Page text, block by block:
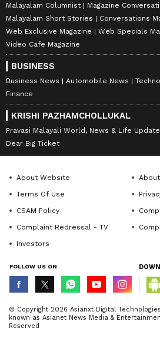
Malayalam Columnist
Magazine
Malayalam Short Stories
Conversations
Web Exclusive Magazine
Web Specials
Video Cafe Magazine
BUSINESS
Business News Automobile News
Finance
KRISHI PAZHAMCHOLLUKAL
Pravasi Malayali World, News & Life
Dear Big Ticket
About Website
Terms Of Use
CSAM Policy
Complaint Redressal - TV
Investors
FOLLOW US ON
© Copyright 2026 Asianxt Digital
known as Asianet News Media &
Reserved